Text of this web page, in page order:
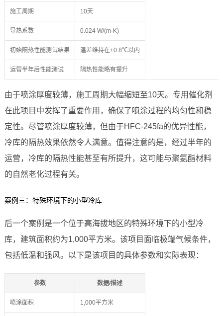
施工周期 10天
导热系数 0.024 W/(m·K)
初始隔热性能测试结果 温差维持在±0.8℃以内
运营半年后性能测试 隔热性能略有提升
由于喷涂厚度较薄，施工周期大幅缩短至10天。专用催化剂
在此项目中发挥了重要作用，确保了喷涂过程的均匀性和稳
定性。尽管喷涂厚度较薄，但由于HFC-245fa的优异性能，
冷库的隔热效果依然令人满意。值得注意的是，经过半年的
运营，冷库的隔热性能甚至有所提升，这可能与聚氨酯材料
的自然老化过程有关。
案例三：特殊环境下的小型冷库
后一个案例是一个位于高海拔地区的特殊环境下的小型冷
库，建筑面积约为1,000平方米。该项目面临极端气候条件，
包括低温和强风。以下是该项目的具体参数和实际表现：
参数 数据/描述
喷涂面积 1,000平方米